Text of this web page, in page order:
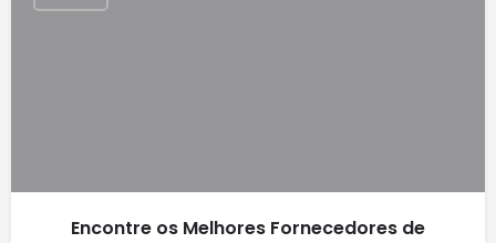
Encontre os Melhores Fornecedores de